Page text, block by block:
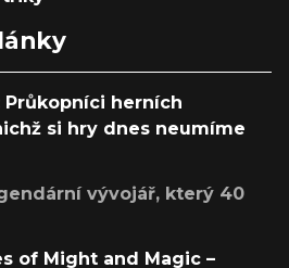
herních
si hry dnes neumíme
vývojář, který 40
of Might and Magic –